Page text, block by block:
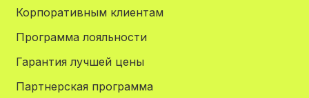
Корпоративным клиентам
Программа лояльности
Гарантия лучшей цены
Партнерская программа